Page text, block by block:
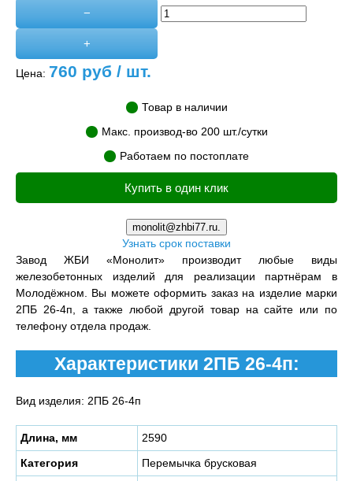
−
+
Цена: 760 руб / шт.
Товар в наличии
Макс. производ-во 200 шт./сутки
Работаем по постоплате
Купить в один клик
monolit@zhbi77.ru.
Узнать срок поставки
Завод ЖБИ «Монолит» производит любые виды
железобетонных изделий для реализации партнёрам в
Молодёжном. Вы можете оформить заказ на изделие марки
2ПБ 26-4п, а также любой другой товар на сайте или по
телефону отдела продаж.
Характеристики 2ПБ 26-4п:
Вид изделия: 2ПБ 26-4п
Длина, мм
2590
Категория
Перемычка брусковая